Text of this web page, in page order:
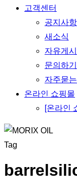
고객센터
공지사항
새소식
자유게
문의하기
자주묻
온라인 쇼핑몰
[온라인
Tag